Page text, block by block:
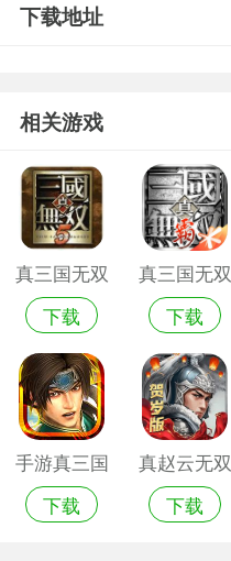
下载地址
相关游戏
真三国无双
5安卓版
下载
真三国无双
安卓破解版
下载
手游真三国
无双
下载
真赵云无双
满v版手机
下载